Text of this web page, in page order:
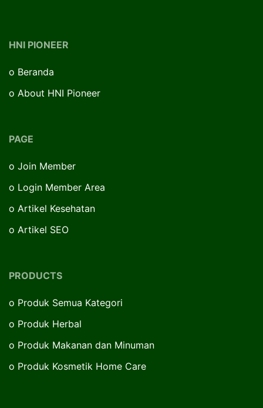
HNI PIONEER
o Beranda
o About HNI Pioneer
PAGE
o Join Member
o Login Member Area
o Artikel Kesehatan
o Artikel SEO
PRODUCTS
o Produk Semua Kategori
o Produk Herbal
o Produk Makanan dan Minuman
o Produk Kosmetik Home Care